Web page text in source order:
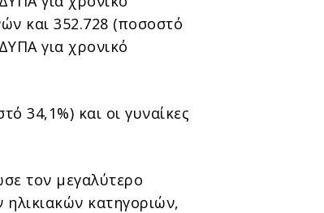
και 352.728 (ποσοστό
για χρονικό
34,1%) και οι γυναίκες
τον μεγαλύτερο
κατηγοριών,